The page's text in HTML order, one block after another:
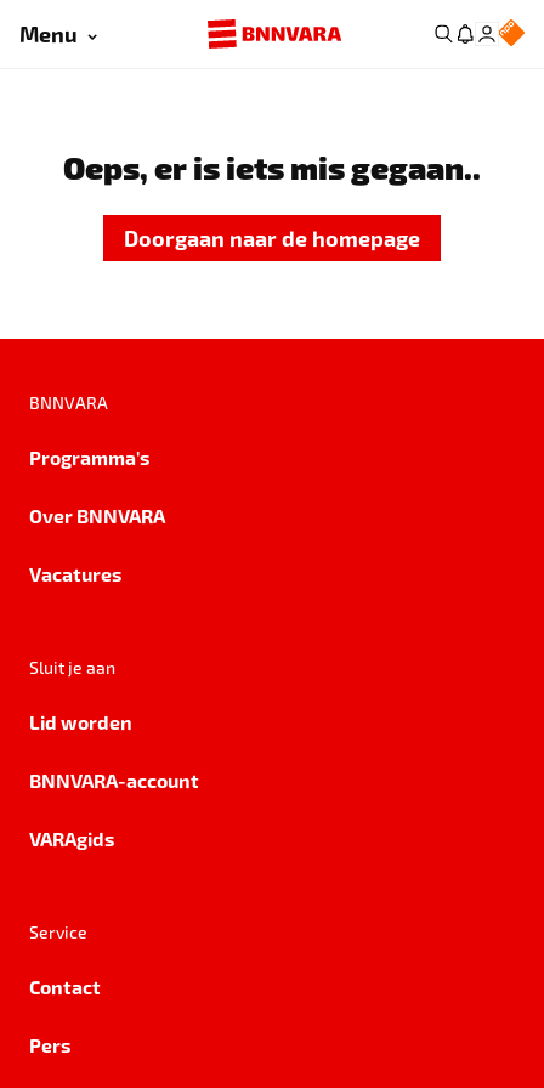
Menu
Oeps, er is iets mis gegaan..
Doorgaan naar de homepage
BNNVARA
Programma's
Over BNNVARA
Vacatures
Sluit je aan
Lid worden
BNNVARA-account
VARAgids
Service
Contact
Pers